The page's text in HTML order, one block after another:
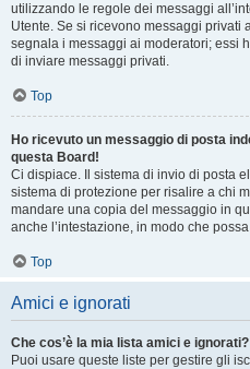
utilizzando le regole dei messaggi
Utente. Se si ricevono messaggi privati
segnala i messaggi ai moderatori; essi
di inviare messaggi privati​​.
Top
Ho ricevuto un messaggio di posta
questa Board!
Ci dispiace. Il sistema di invio di posta
sistema di protezione per risalire a chi
mandare una copia del messaggio in
anche l’intestazione, in modo che
Top
Amici e ignorati
Che cos’è la mia lista amici e ignorati?
Puoi usare queste liste per gestire gli